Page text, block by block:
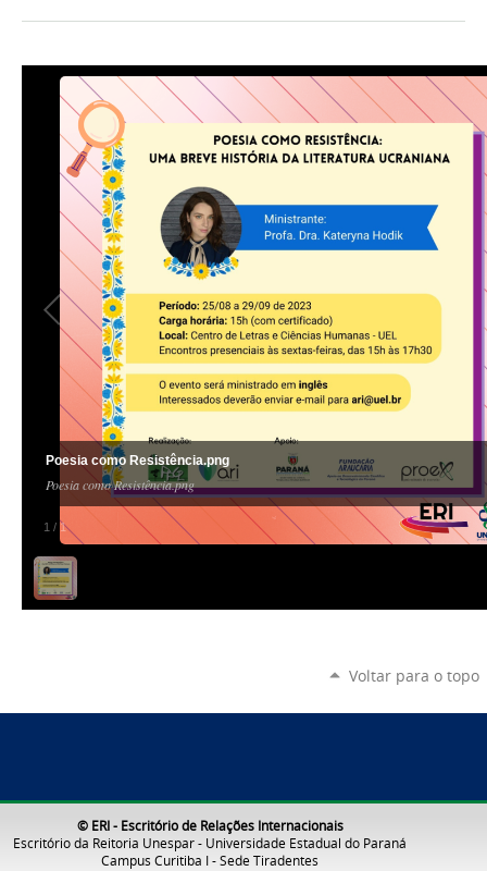
1 / 1
Poesia como Resistência.png
Poesia como Resistência.png
Voltar para o topo
© ERI - Escritório de Relações Internacionais
Escritório da Reitoria Unespar - Universidade Estadual do Paraná
Campus Curitiba I - Sede Tiradentes